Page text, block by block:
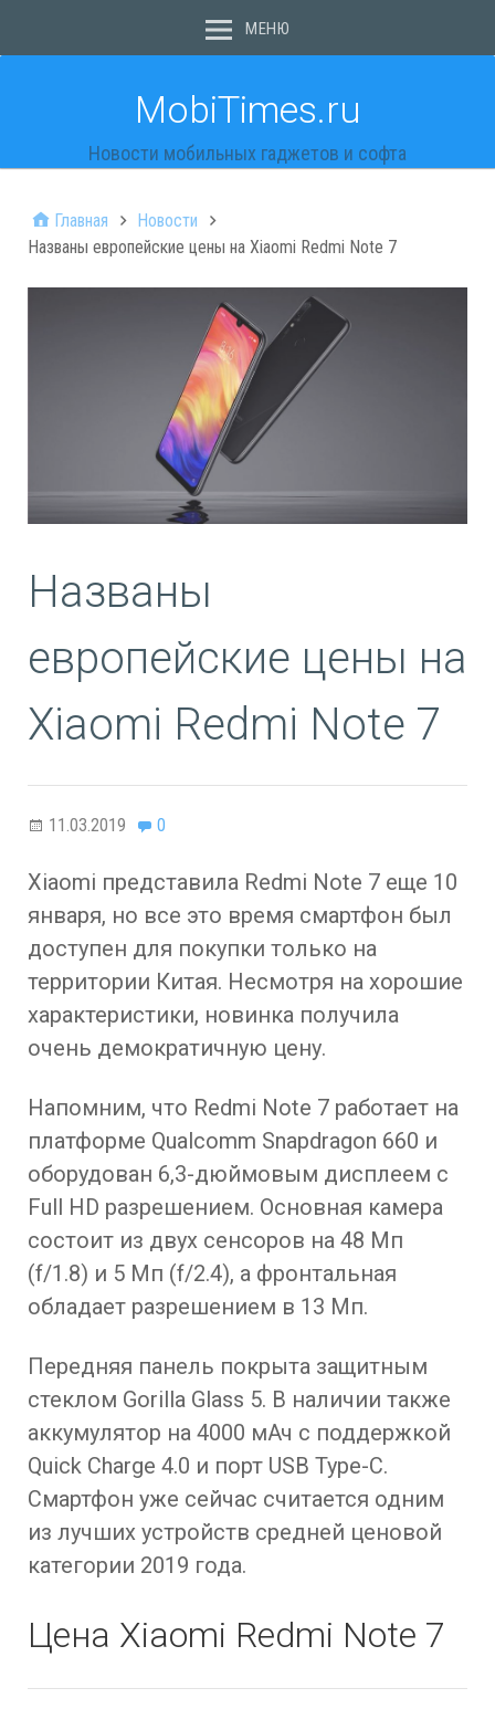
МЕНЮ
MobiTimes.ru
Новости мобильных гаджетов и софта
Главная
Новости
Названы европейские цены на Xiaomi Redmi Note 7
Названы
европейские цены на
Xiaomi Redmi Note 7
11.03.2019 0
Xiaomi представила Redmi Note 7 еще 10
января, но все это время смартфон был
доступен для покупки только на
территории Китая. Несмотря на хорошие
характеристики, новинка получила
очень демократичную цену.
Напомним, что Redmi Note 7 работает на
платформе Qualcomm Snapdragon 660 и
оборудован 6,3-дюймовым дисплеем с
Full HD разрешением. Основная камера
состоит из двух сенсоров на 48 Мп
(f/1.8) и 5 Мп (f/2.4), а фронтальная
обладает разрешением в 13 Мп.
Передняя панель покрыта защитным
стеклом Gorilla Glass 5. В наличии также
аккумулятор на 4000 мАч с поддержкой
Quick Charge 4.0 и порт USB Type-C.
Смартфон уже сейчас считается одним
из лучших устройств средней ценовой
категории 2019 года.
Цена Xiaomi Redmi Note 7